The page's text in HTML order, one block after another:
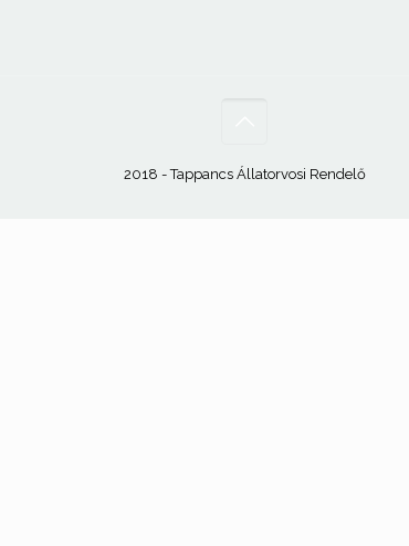
2018 - Tappancs Állatorvosi Rendelő